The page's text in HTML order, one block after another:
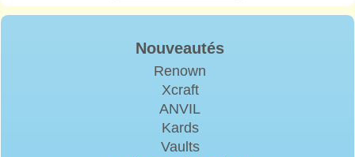
Nouveautés
Renown
Xcraft
ANVIL
Kards
Vaults